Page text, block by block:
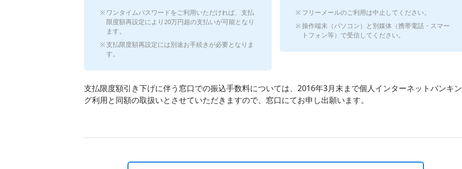
ワンタイムパスワードをご利用いただければ、支払
限度額再設定により20万円超の支払いが可能となり
ます。
支払限度額再設定には別途お手続きが必要となりま
す。
フリーメールのご利用は中止してください。
操作端末（パソコン）と別媒体（携帯電話・スマー
トフォン等）で受信してください。
支払限度額引き下げに伴う窓口での振込手数料については、2016年3月末まで個人インターネットバンキン
グ利用と同額の取扱いとさせていただきますので、窓口にてお申し出願います。